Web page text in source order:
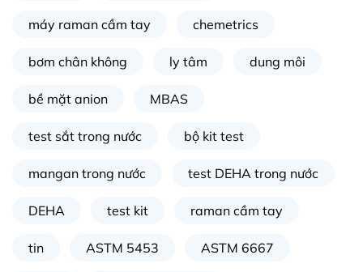
máy raman cầm tay chemetrics
bơm chân không ly tâm dung môi
bề mặt anion MBAS
test sắt trong nước bộ kit test
mangan trong nước test DEHA trong nước
DEHA test kit raman cầm tay
tin ASTM 5453 ASTM 6667